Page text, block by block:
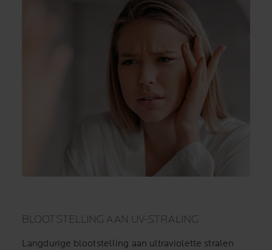
BLOOTSTELLING AAN UV-STRALING
Langdurige blootstelling aan ultraviolette stralen